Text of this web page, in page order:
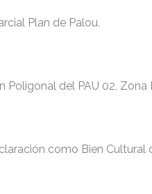
Plan de Palou.
del PAU 02, Zona
como Bien Cultural